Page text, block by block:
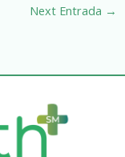
Next Entrada →